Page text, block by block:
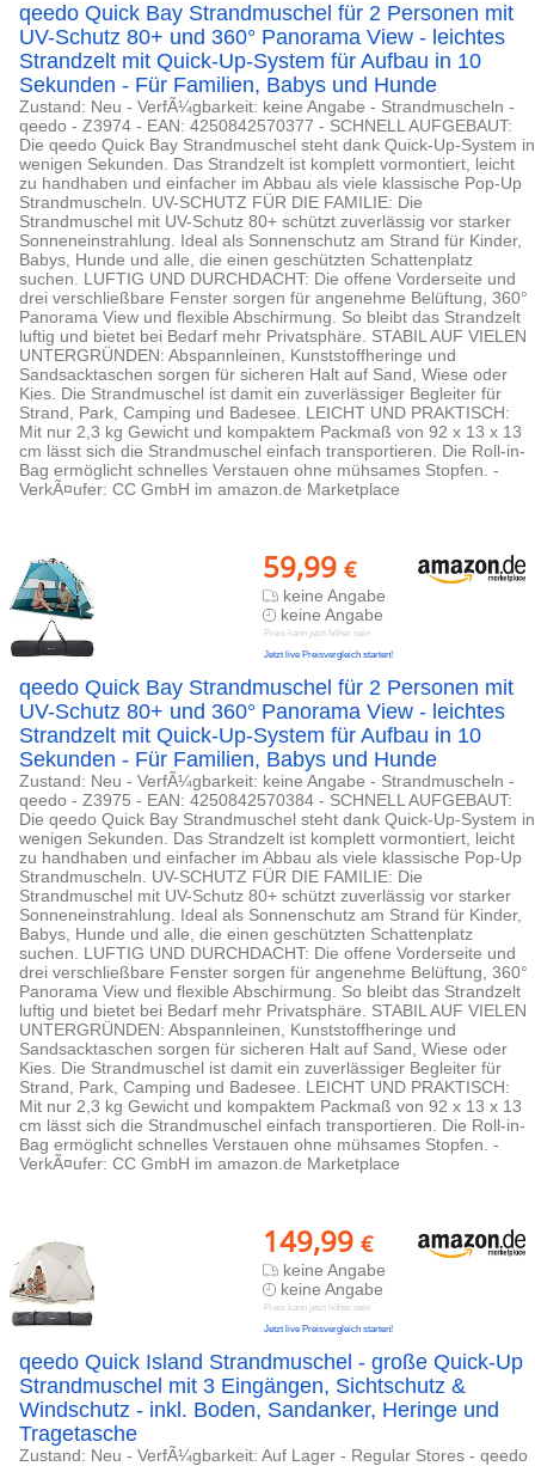
qeedo Quick Bay Strandmuschel für 2 Personen mit
UV-Schutz 80+ und 360° Panorama View - leichtes
Strandzelt mit Quick-Up-System für Aufbau in 10
Sekunden - Für Familien, Babys und Hunde
Zustand: Neu - VerfÃ¼gbarkeit: keine Angabe - Strandmuscheln -
qeedo - Z3974 - EAN: 4250842570377 - SCHNELL AUFGEBAUT:
Die qeedo Quick Bay Strandmuschel steht dank Quick-Up-System in
wenigen Sekunden. Das Strandzelt ist komplett vormontiert, leicht
zu handhaben und einfacher im Abbau als viele klassische Pop-Up
Strandmuscheln. UV-SCHUTZ FÜR DIE FAMILIE: Die
Strandmuschel mit UV-Schutz 80+ schützt zuverlässig vor starker
Sonneneinstrahlung. Ideal als Sonnenschutz am Strand für Kinder,
Babys, Hunde und alle, die einen geschützten Schattenplatz
suchen. LUFTIG UND DURCHDACHT: Die offene Vorderseite und
drei verschließbare Fenster sorgen für angenehme Belüftung, 360°
Panorama View und flexible Abschirmung. So bleibt das Strandzelt
luftig und bietet bei Bedarf mehr Privatsphäre. STABIL AUF VIELEN
UNTERGRÜNDEN: Abspannleinen, Kunststoffheringe und
Sandsacktaschen sorgen für sicheren Halt auf Sand, Wiese oder
Kies. Die Strandmuschel ist damit ein zuverlässiger Begleiter für
Strand, Park, Camping und Badesee. LEICHT UND PRAKTISCH:
Mit nur 2,3 kg Gewicht und kompaktem Packmaß von 92 x 13 x 13
cm lässt sich die Strandmuschel einfach transportieren. Die Roll-in-
Bag ermöglicht schnelles Verstauen ohne mühsames Stopfen. -
VerkÃ¤ufer: CC GmbH im amazon.de Marketplace
59,99 €
keine Angabe
keine Angabe
Preis kann jetzt höher sein
Jetzt live Preisvergleich starten!
qeedo Quick Bay Strandmuschel für 2 Personen mit
UV-Schutz 80+ und 360° Panorama View - leichtes
Strandzelt mit Quick-Up-System für Aufbau in 10
Sekunden - Für Familien, Babys und Hunde
Zustand: Neu - VerfÃ¼gbarkeit: keine Angabe - Strandmuscheln -
qeedo - Z3975 - EAN: 4250842570384 - SCHNELL AUFGEBAUT:
Die qeedo Quick Bay Strandmuschel steht dank Quick-Up-System in
wenigen Sekunden. Das Strandzelt ist komplett vormontiert, leicht
zu handhaben und einfacher im Abbau als viele klassische Pop-Up
Strandmuscheln. UV-SCHUTZ FÜR DIE FAMILIE: Die
Strandmuschel mit UV-Schutz 80+ schützt zuverlässig vor starker
Sonneneinstrahlung. Ideal als Sonnenschutz am Strand für Kinder,
Babys, Hunde und alle, die einen geschützten Schattenplatz
suchen. LUFTIG UND DURCHDACHT: Die offene Vorderseite und
drei verschließbare Fenster sorgen für angenehme Belüftung, 360°
Panorama View und flexible Abschirmung. So bleibt das Strandzelt
luftig und bietet bei Bedarf mehr Privatsphäre. STABIL AUF VIELEN
UNTERGRÜNDEN: Abspannleinen, Kunststoffheringe und
Sandsacktaschen sorgen für sicheren Halt auf Sand, Wiese oder
Kies. Die Strandmuschel ist damit ein zuverlässiger Begleiter für
Strand, Park, Camping und Badesee. LEICHT UND PRAKTISCH:
Mit nur 2,3 kg Gewicht und kompaktem Packmaß von 92 x 13 x 13
cm lässt sich die Strandmuschel einfach transportieren. Die Roll-in-
Bag ermöglicht schnelles Verstauen ohne mühsames Stopfen. -
VerkÃ¤ufer: CC GmbH im amazon.de Marketplace
149,99 €
keine Angabe
keine Angabe
Preis kann jetzt höher sein
Jetzt live Preisvergleich starten!
qeedo Quick Island Strandmuschel - große Quick-Up
Strandmuschel mit 3 Eingängen, Sichtschutz &
Windschutz - inkl. Boden, Sandanker, Heringe und
Tragetasche
Zustand: Neu - VerfÃ¼gbarkeit: Auf Lager - Regular Stores - qeedo